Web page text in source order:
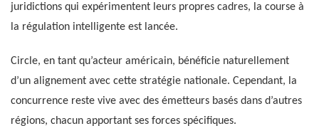
juridictions qui expérimentent leurs propres cadres, la course à
la régulation intelligente est lancée.
Circle, en tant qu’acteur américain, bénéficie naturellement
d’un alignement avec cette stratégie nationale. Cependant, la
concurrence reste vive avec des émetteurs basés dans d’autres
régions, chacun apportant ses forces spécifiques.